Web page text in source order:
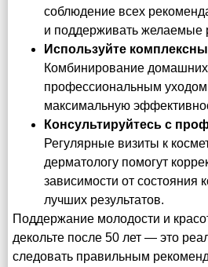
соблюдение всех
и поддерживать желаемые
Используйте
Комбинирование
профессиональным уходом
максимальную
Консультируйтесь с
Регулярные визиты к
дерматологу помогут
зависимости от состояния
лучших результатов.
Поддержание молодости и
декольте после 50 лет — это
следовать правильным